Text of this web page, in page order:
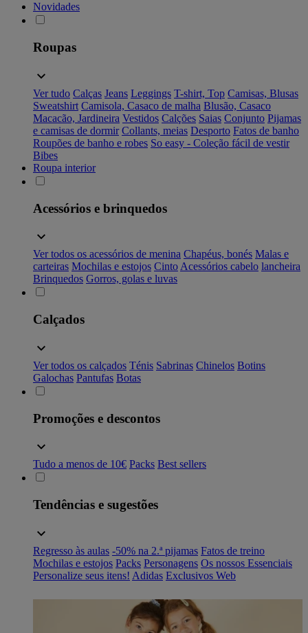
Novidades
Roupas
Ver tudo Calças Jeans Leggings T-shirt, Top Camisas, Blusas
Sweatshirt Camisola, Casaco de malha Blusão, Casaco
Macacão, Jardineira Vestidos Calções Saias Conjunto Pijamas
e camisas de dormir Collants, meias Desporto Fatos de banho
Roupões de banho e robes So easy - Coleção fácil de vestir
Bibes
Roupa interior
Acessórios e brinquedos
Ver todos os acessórios de menina Chapéus, bonés Malas e
carteiras Mochilas e estojos Cinto Acessórios cabelo lancheira
Brinquedos Gorros, golas e luvas
Calçados
Ver todos os calçados Ténis Sabrinas Chinelos Botins
Galochas Pantufas Botas
Promoções e descontos
Tudo a menos de 10€ Packs Best sellers
Tendências e sugestões
Regresso às aulas -50% na 2.ª pijamas Fatos de treino
Mochilas e estojos Packs Personagens Os nossos Essenciais
Personalize seus itens! Adidas Exclusivos Web